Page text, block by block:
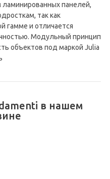
ламинированных панелей,
так как
гамме и отличается
Модульный принцип
объектов под маркой Julia
в нашем